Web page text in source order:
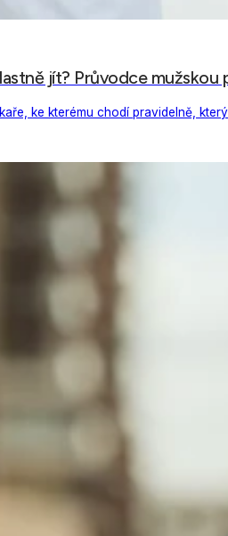
jít? Průvodce mužskou
ke kterému chodí pravidelně,